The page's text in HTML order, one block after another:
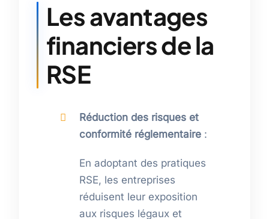
Les avantages
financiers de la
RSE
Réduction des risques et
conformité réglementaire:
En adoptant des pratiques
RSE, les entreprises
réduisent leur exposition
aux risques légaux et